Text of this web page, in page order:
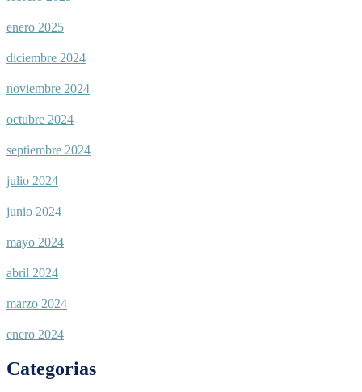
enero 2025
diciembre 2024
noviembre 2024
octubre 2024
septiembre 2024
julio 2024
junio 2024
mayo 2024
abril 2024
marzo 2024
enero 2024
Categorias